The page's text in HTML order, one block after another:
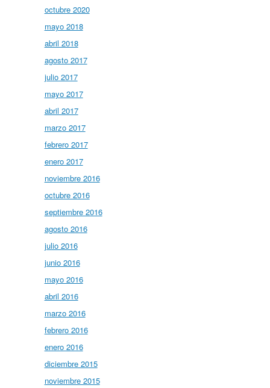
octubre 2020
mayo 2018
abril 2018
agosto 2017
julio 2017
mayo 2017
abril 2017
marzo 2017
febrero 2017
enero 2017
noviembre 2016
octubre 2016
septiembre 2016
agosto 2016
julio 2016
junio 2016
mayo 2016
abril 2016
marzo 2016
febrero 2016
enero 2016
diciembre 2015
noviembre 2015